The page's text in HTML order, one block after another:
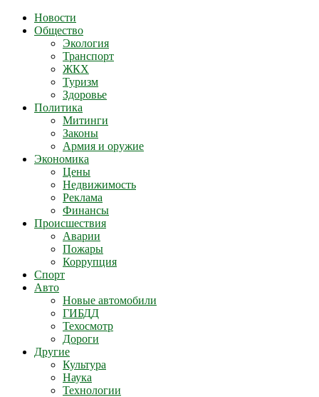
Новости
Общество
Экология
Транспорт
ЖКХ
Туризм
Здоровье
Политика
Митинги
Законы
Армия и оружие
Экономика
Цены
Недвижимость
Реклама
Финансы
Происшествия
Аварии
Пожары
Коррупция
Спорт
Авто
Новые автомобили
ГИБДД
Техосмотр
Дороги
Другие
Культура
Наука
Технологии